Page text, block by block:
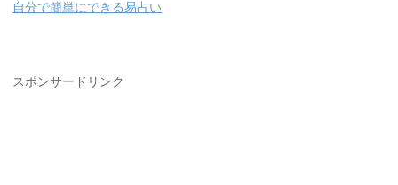
自分で簡単にできる易占い
スポンサードリンク